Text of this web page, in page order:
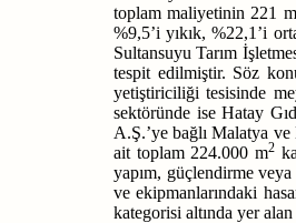
toplam maliyetinin 221
%9,5’i yıkık, %22,1’i
Sultansuyu Tarım
tespit edilmiştir. Söz
yetiştiriciliği tesisinde
sektöründe ise Hatay
A.Ş.’ye bağlı Malatya
ait toplam 224.000 m2
yapım, güçlendirme
ve ekipmanlarındaki
kategorisi altında yer